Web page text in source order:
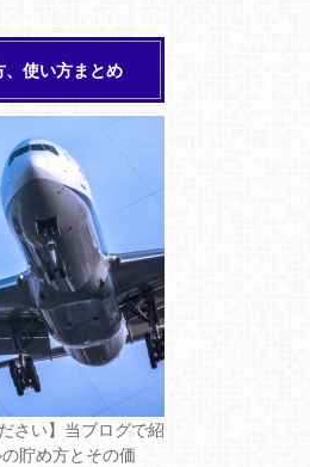
使い方まとめ
さい】当ブログで紹
貯め方とその価